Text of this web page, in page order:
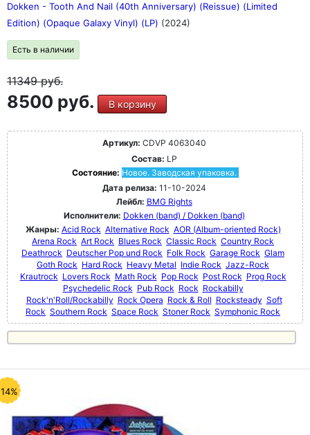
Dokken - Tooth And Nail (40th Anniversary) (Reissue) (Limited
Edition) (Opaque Galaxy Vinyl) (LP) (2024)
Есть в наличии
11349руб.
8500 руб. В корзину
Артикул: CDVP 4063040
Состав: LP
Состояние: Новое. Заводская упаковка.
Дата релиза: 11-10-2024
Лейбл: BMG Rights
Исполнители: Dokken (band) / Dokken (band)
Жанры: Acid Rock Alternative Rock AOR (Album-oriented Rock)
Arena Rock Art Rock Blues Rock Classic Rock Country Rock
Deathrock Deutscher Pop und Rock Folk Rock Garage Rock Glam
Goth Rock Hard Rock Heavy Metal Indie Rock Jazz-Rock
Krautrock Lovers Rock Math Rock Pop Rock Post Rock Prog Rock
Psychedelic Rock Pub Rock Rock Rockabilly
Rock'n'Roll/Rockabilly Rock Opera Rock & Roll Rocksteady Soft
Rock Southern Rock Space Rock Stoner Rock Symphonic Rock